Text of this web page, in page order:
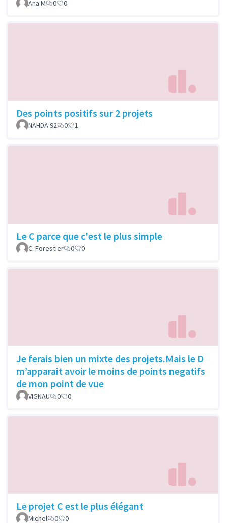
Ana M 0 0
Des points positifs sur 2 projets
NAHDA 92 0 1
Le C parce que c'est le plus simple
C. Forestier 0 0
Je ferais bien un mixte des projets.Mais le D
m’apparait avoir le moins de points negatifs
de mon point de vue
VIGNAU 0 0
Le projet C est le plus élégant
Michel 0 0